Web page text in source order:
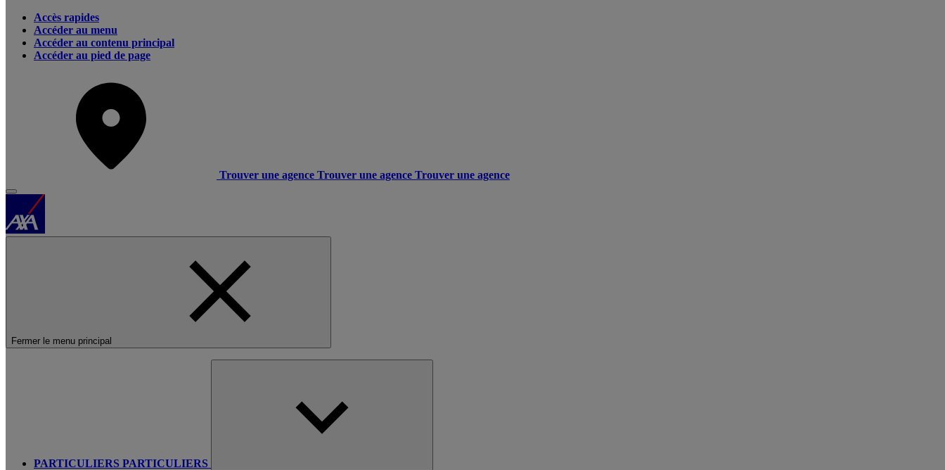
Accès rapides
Accéder au menu
Accéder au contenu principal
Accéder au pied de page
Trouver une agence Trouver une agence Trouver une agence
Fermer le menu principal
PARTICULIERS PARTICULIERS